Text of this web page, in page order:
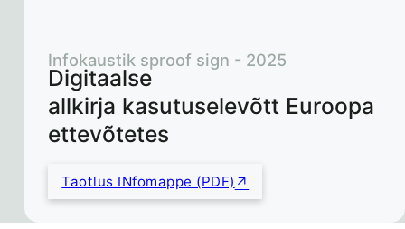
Digitaalse
allkirja kasutuselevõtt Euroopa
ettevõtetes
Infokaustik sproof sign - 2025
Taotlus INfomappe (PDF)